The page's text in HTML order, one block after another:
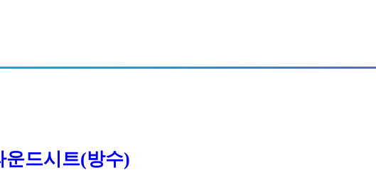
드시트(방수)